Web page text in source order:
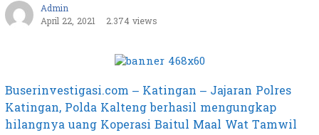
Admin
April 22, 2021
2.374 views
Buserinvestigasi.com – Katingan – Jajaran Polres
Katingan, Polda Kalteng berhasil mengungkap
hilangnya uang Koperasi Baitul Maal Wat Tamwil